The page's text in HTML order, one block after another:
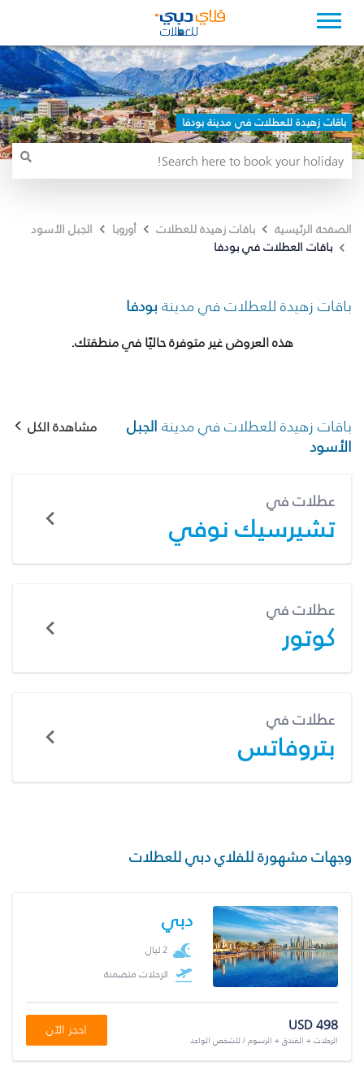
باقات زهيدة للعطلات في مدينة بودفا
الصفحة الرئيسية باقات زهيدة للعطلات أوروبا
الجبل الأسود
باقات العطلات في بودفا
باقات زهيدة للعطلات في مدينة بودفا
هذه العروض غير متوفرة حاليًا في منطقتك.
باقات زهيدة للعطلات في مدينة الجبل
الأسود
مشاهدة الكل
عطلات في
تشيرسيك نوفي
عطلات في
كوتور
عطلات في
بتروفاتس
وجهات مشهورة للفلاي دبي للعطلات
دبي
2 ليال
الرحلات متضمنة
USD 498
الرحلات + الفندق + الرسوم / للشخص الواحد
احجز الآن